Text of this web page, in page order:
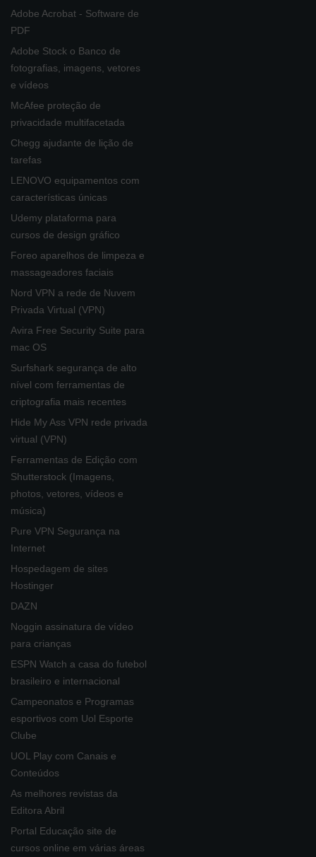
Adobe Acrobat - Software de
PDF
Adobe Stock o Banco de
fotografias, imagens, vetores
e vídeos
McAfee proteção de
privacidade multifacetada
Chegg ajudante de lição de
tarefas
LENOVO equipamentos com
características únicas
Udemy plataforma para
cursos de design gráfico
Foreo aparelhos de limpeza e
massageadores faciais
Nord VPN a rede de Nuvem
Privada Virtual (VPN)
Avira Free Security Suite para
mac OS
Surfshark segurança de alto
nível com ferramentas de
criptografia mais recentes
Hide My Ass VPN rede privada
virtual (VPN)
Ferramentas de Edição com
Shutterstock (Imagens,
photos, vetores, vídeos e
música)
Pure VPN Segurança na
Internet
Hospedagem de sites
Hostinger
DAZN
Noggin assinatura de vídeo
para crianças
ESPN Watch a casa do futebol
brasileiro e internacional
Campeonatos e Programas
esportivos com Uol Esporte
Clube
UOL Play com Canais e
Conteúdos
As melhores revistas da
Editora Abril
Portal Educação site de
cursos online em várias áreas